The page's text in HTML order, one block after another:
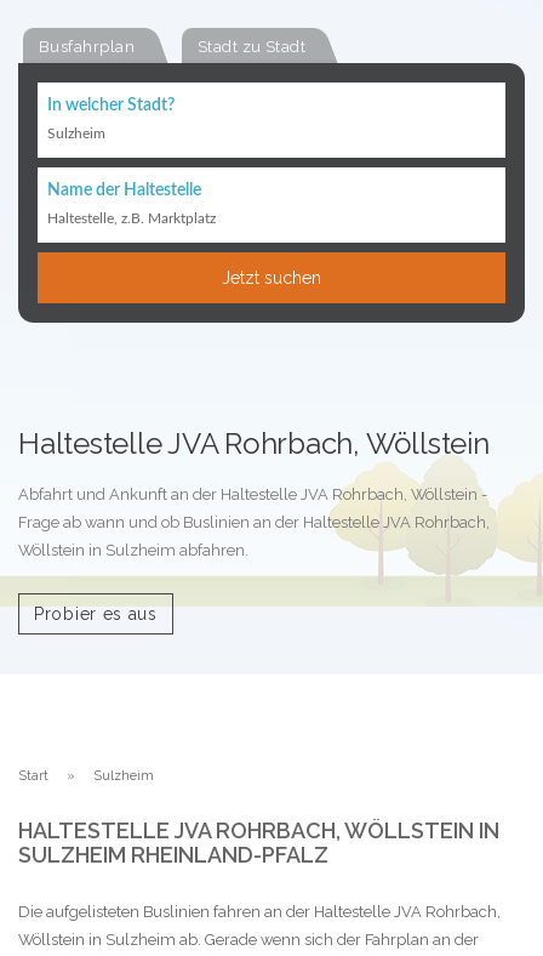
Busfahrplan Stadt zu Stadt
In welcher Stadt?
Sulzheim
Name der Haltestelle
Haltestelle, z.B. Marktplatz
Jetzt suchen
Haltestelle JVA Rohrbach, Wöllstein
Abfahrt und Ankunft an der Haltestelle JVA Rohrbach, Wöllstein -
Frage ab wann und ob Buslinien an der Haltestelle JVA Rohrbach,
Wöllstein in Sulzheim abfahren.
Probier es aus
Start Sulzheim
HALTESTELLE JVA ROHRBACH, WÖLLSTEIN IN
SULZHEIM RHEINLAND-PFALZ
Die aufgelisteten Buslinien fahren an der Haltestelle JVA Rohrbach,
Wöllstein in Sulzheim ab. Gerade wenn sich der Fahrplan an der